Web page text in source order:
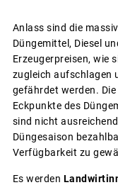
Anlass sind die
Düngemittel, Diesel
Erzeugerpreisen, wie
zugleich aufschlagen
gefährdet werden.
Eckpunkte des
sind nicht
Düngesaison
Verfügbarkeit zu
Es werden